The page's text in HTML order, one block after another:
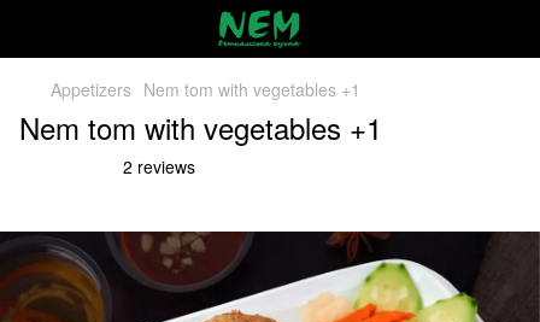
Appetizers Nem tom with vegetables +1
Nem tom with vegetables +1
2 reviews